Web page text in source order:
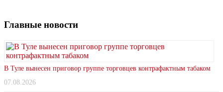
Главные новости
В Туле вынесен приговор группе торговцев контрафактным табаком
07.08.2026